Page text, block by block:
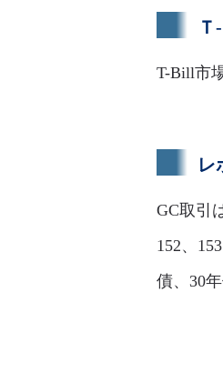
T-Bill市
レ
GC取引
152、
債、30